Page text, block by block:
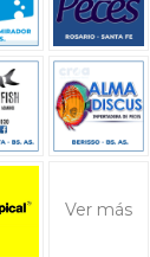
Ver más